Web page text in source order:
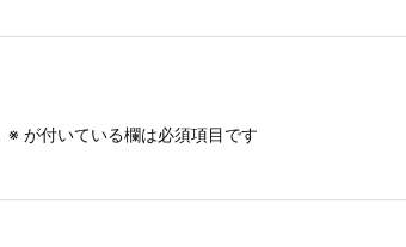
※ が付いている欄は必須項目です